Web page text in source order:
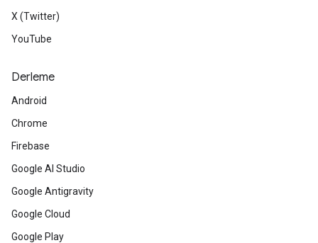
X (Twitter)
YouTube
Derleme
Android
Chrome
Firebase
Google AI Studio
Google Antigravity
Google Cloud
Google Play